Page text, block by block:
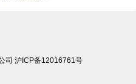
司 沪ICP备12016761号